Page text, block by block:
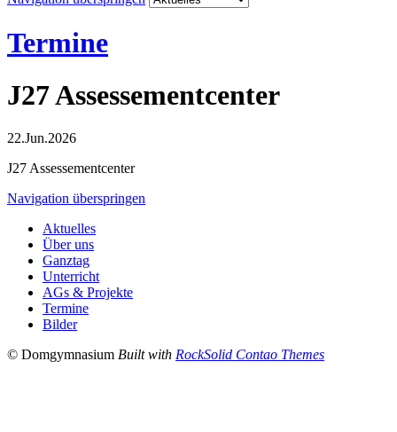
Termine
J27 Assessementcenter
22.Jun.2026
J27 Assessementcenter
Navigation überspringen
Aktuelles
Über uns
Ganztag
Unterricht
AGs & Projekte
Termine
Bilder
© Domgymnasium Built with RockSolid Contao Themes